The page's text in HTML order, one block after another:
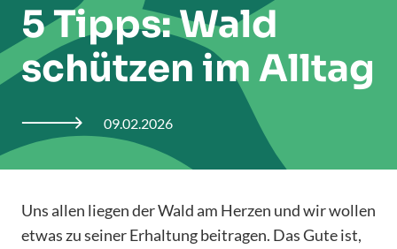
5 Tipps: Wald
schützen im Alltag
 09.02.2026
Uns allen liegen der Wald am Herzen und wir wollen
etwas zu seiner Erhaltung beitragen. Das Gute ist,